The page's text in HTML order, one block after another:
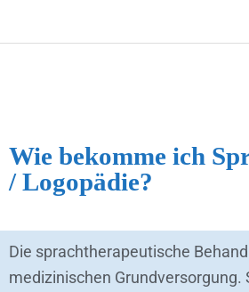
STÖRUNGSBILDER
STANDORT
TERMIN VEREINBAREN
NEWSLETTER
Wie bekomme ich
/ Logopädie?​
Die sprachtherapeutische
medizinischen Grundversorgung.